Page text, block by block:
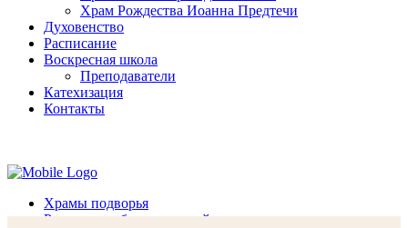
Храм Рождества Иоанна Предтечи
Духовенство
Расписание
Воскресная школа
Преподаватели
Катехизация
Контакты
Храмы подворья
Расписание богослужений